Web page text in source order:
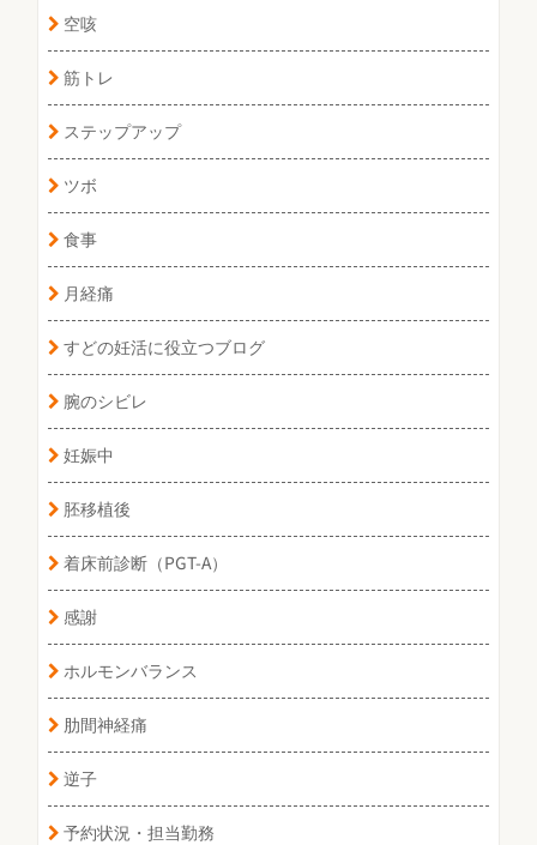
空咳
筋トレ
ステップアップ
ツボ
食事
月経痛
すどの妊活に役立つブログ
腕のシビレ
妊娠中
胚移植後
着床前診断（PGT-A）
感謝
ホルモンバランス
肋間神経痛
逆子
予約状況・担当勤務